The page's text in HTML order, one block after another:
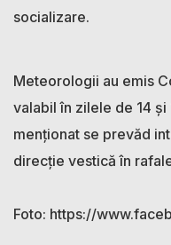
socializare.
Meteorologii au emis
valabil în zilele de 14 și
menționat se prevăd
direcție vestică în
Foto: https://